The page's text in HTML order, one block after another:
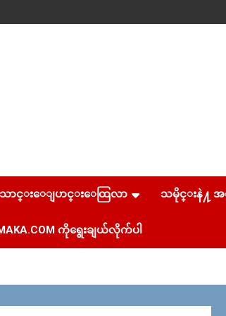
ာင္းေျပာင္းေထြလာ သမိုင္းနဲ႔ အ
ကိုရွေးချယ်လိုက်ပါ